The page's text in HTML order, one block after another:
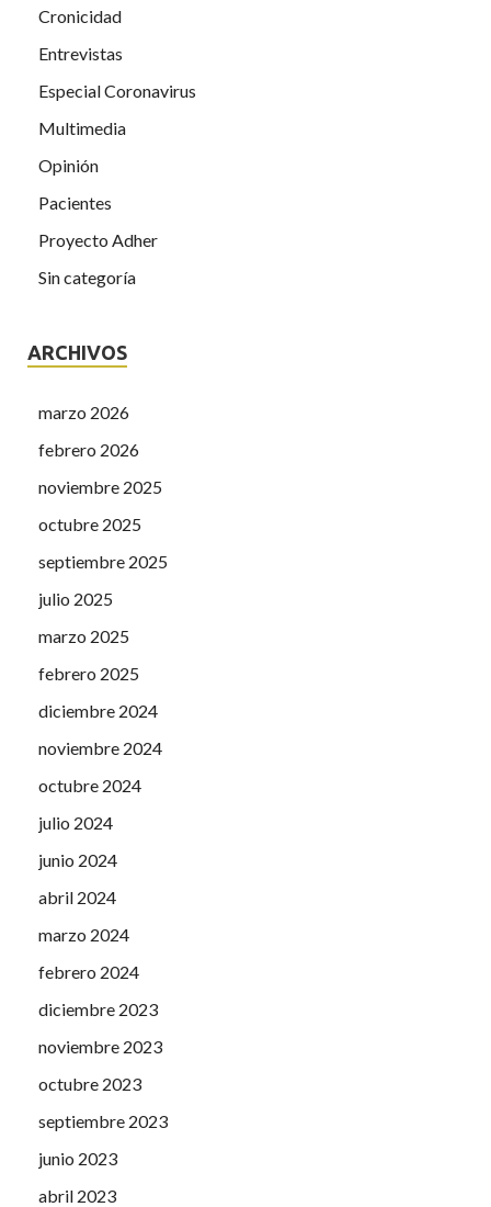
Cronicidad
Entrevistas
Especial Coronavirus
Multimedia
Opinión
Pacientes
Proyecto Adher
Sin categoría
ARCHIVOS
marzo 2026
febrero 2026
noviembre 2025
octubre 2025
septiembre 2025
julio 2025
marzo 2025
febrero 2025
diciembre 2024
noviembre 2024
octubre 2024
julio 2024
junio 2024
abril 2024
marzo 2024
febrero 2024
diciembre 2023
noviembre 2023
octubre 2023
septiembre 2023
junio 2023
abril 2023